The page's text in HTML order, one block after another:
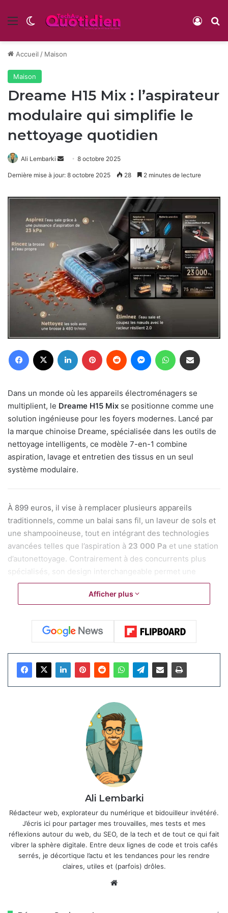
Menu Switch skin
Accueil / Maison
Maison
Dreame H15 Mix : l’aspirateur
modulaire qui simplifie le
nettoyage quotidien
Ali Lembarki
Envoyer8 octobre 2025
Dernière mise à jour: 8 octobre 2025 28 2 minutes de lecture
Facebook Linkedin Pinterest Reddit MessengerWhatsApp
Dans un monde où les appareils électroménagers se
multiplient, le Dreame H15 Mix se positionne comme une
solution ingénieuse pour les foyers modernes. Lancé par
la marque chinoise Dreame, spécialisée dans les outils de
nettoyage intelligents, ce modèle 7-en-1 combine
aspiration, lavage et entretien des tissus en un seul
système modulaire.
À 899 euros, il vise à remplacer plusieurs appareils
traditionnels, comme un balai sans fil, un laveur de sols et
une shampooineuse, tout en intégrant des technologies
avancées telles que l’aspiration à 23 000 Pa et une station
d’autonettoyage. Contrairement à des concurrents plus
spécialisés, son design interchangeable permet une
adaptation rapide aux besoins du moment, idéal pour les
appartements urbains où l’espace est précieux.
Au cœur de ce produit, la modularité se décline en sept
configurations pratiques : aspirateur-laveur pour sols durs,
balai pour poussières et poils d’animaux, nettoyeur de
tapis et canapés, ou encore un mode plinthes avec bras
Afficher plus
Ali Lembarki
Rédacteur web, explorateur du numérique et bidouilleur invétéré.
J’écris ici pour partager mes trouvailles, mes tests et mes
réflexions autour du web, du SEO, de la tech et de tout ce qui fait
vibrer la sphère digitale. Entre deux lignes de code et trois cafés
serrés, je décortique l’actu et les tendances pour les rendre
claires, utiles et (parfois) drôles.